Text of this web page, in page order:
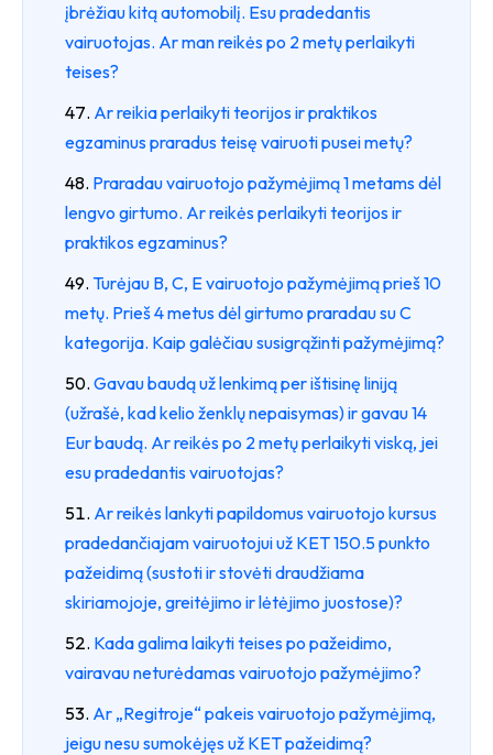
įbrėžiau kitą automobilį. Esu pradedantis
vairuotojas. Ar man reikės po 2 metų perlaikyti
teises?
Ar reikia perlaikyti teorijos ir praktikos
egzaminus praradus teisę vairuoti pusei metų?
Praradau vairuotojo pažymėjimą 1 metams dėl
lengvo girtumo. Ar reikės perlaikyti teorijos ir
praktikos egzaminus?
Turėjau B, C, E vairuotojo pažymėjimą prieš 10
metų. Prieš 4 metus dėl girtumo praradau su C
kategorija. Kaip galėčiau susigrąžinti pažymėjimą?
Gavau baudą už lenkimą per ištisinę liniją
(užrašė, kad kelio ženklų nepaisymas) ir gavau 14
Eur baudą. Ar reikės po 2 metų perlaikyti viską, jei
esu pradedantis vairuotojas?
Ar reikės lankyti papildomus vairuotojo kursus
pradedančiajam vairuotojui už KET 150.5 punkto
pažeidimą (sustoti ir stovėti draudžiama
skiriamojoje, greitėjimo ir lėtėjimo juostose)?
Kada galima laikyti teises po pažeidimo,
vairavau neturėdamas vairuotojo pažymėjimo?
Ar „Regitroje“ pakeis vairuotojo pažymėjimą,
jeigu nesu sumokėjęs už KET pažeidimą?